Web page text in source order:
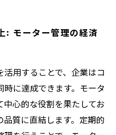
: モーター管理の経済
用することで、企業はコ
に達成できます。モータ
心的な役割を果たしてお
質に直結します。定期的